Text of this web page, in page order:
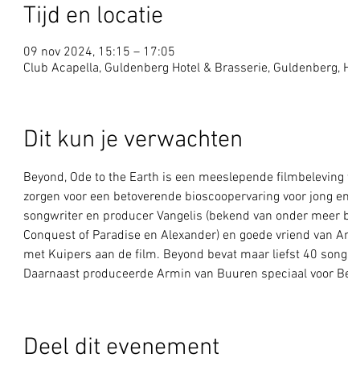
Tijd en locatie
09 nov 2024, 15:15 – 17:05
Club Acapella, Guldenberg Hotel & Brasserie, Guldenberg,
Dit kun je verwachten
Beyond, Ode to the Earth is een meeslepende
zorgen voor een betoverende bioscoopervaring voor jong
songwriter en producer Vangelis (bekend van onder
Conquest of Paradise en Alexander) en goede vriend van
met Kuipers aan de film. Beyond bevat maar liefst 40
Daarnaast produceerde Armin van Buuren speciaal voor
Deel dit evenement